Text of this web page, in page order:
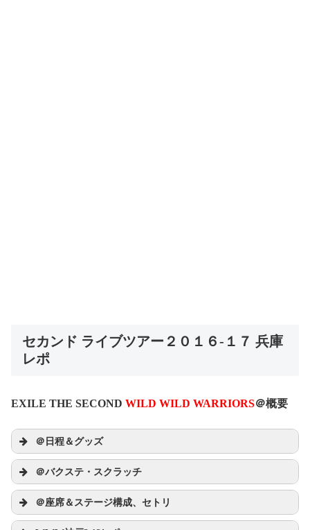
セカンド ライブツアー２０１６‐１７ 兵庫
レポ
EXILE THE SECOND WILD WILD WARRIORS＠概要
＠日程＆グッズ
＠バクステ・スクラッチ
WILD WILD WARRIORS
＠座席＆ステージ構成、セトリ